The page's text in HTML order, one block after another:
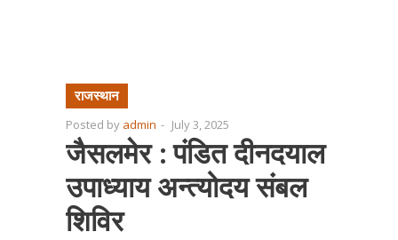
राजस्थान
Posted by admin - July 3, 2025
जैसलमेर : पंडित दीनदयाल
उपाध्याय अन्त्योदय संबल
शिविर